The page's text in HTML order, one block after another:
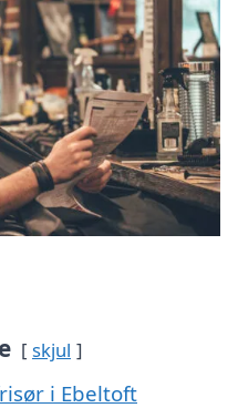
skjul
i Ebeltoft